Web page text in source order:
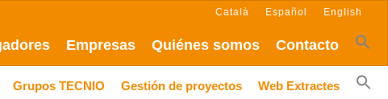
Empresas Quiénes somos Contacto
Català Español English
Grupos TECNIO Gestión de proyectos
Web Extractes